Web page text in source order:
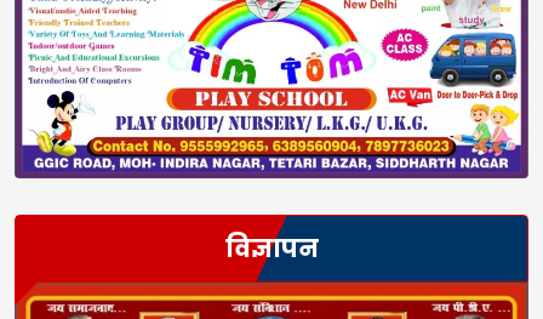
विज्ञापन